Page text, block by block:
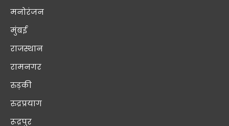
मनोरंजन
मुंबई
राजस्थान
रामनगर
रुड़की
रुद्रप्रयाग
रूद्रपुर